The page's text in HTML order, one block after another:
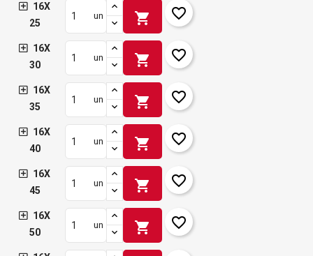
16X
25
un shopping_cart favorite_border
16X
30
un shopping_cart favorite_border
16X
35
un shopping_cart favorite_border
16X
40
un shopping_cart favorite_border
16X
45
un shopping_cart favorite_border
16X
50
un shopping_cart favorite_border